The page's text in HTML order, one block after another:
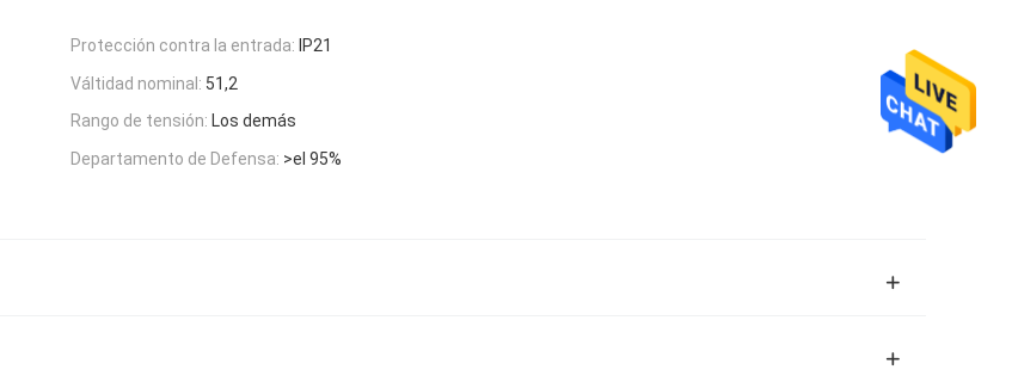
Protección contra la entrada: IP21
Válti­dad nominal: 51,2
Rango de tensión: Los demás
Departamento de Defensa: >el 95%